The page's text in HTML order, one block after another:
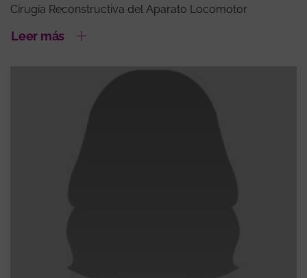
Cirugía Reconstructiva del Aparato Locomotor
Leer más